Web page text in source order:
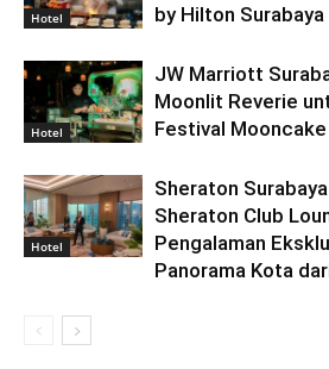
Hotel
by Hilton Surabaya
Hotel
JW Marriott
Moonlit Reverie
Festival
Hotel
Sheraton
Sheraton Club
Pengalaman
Panorama Kota